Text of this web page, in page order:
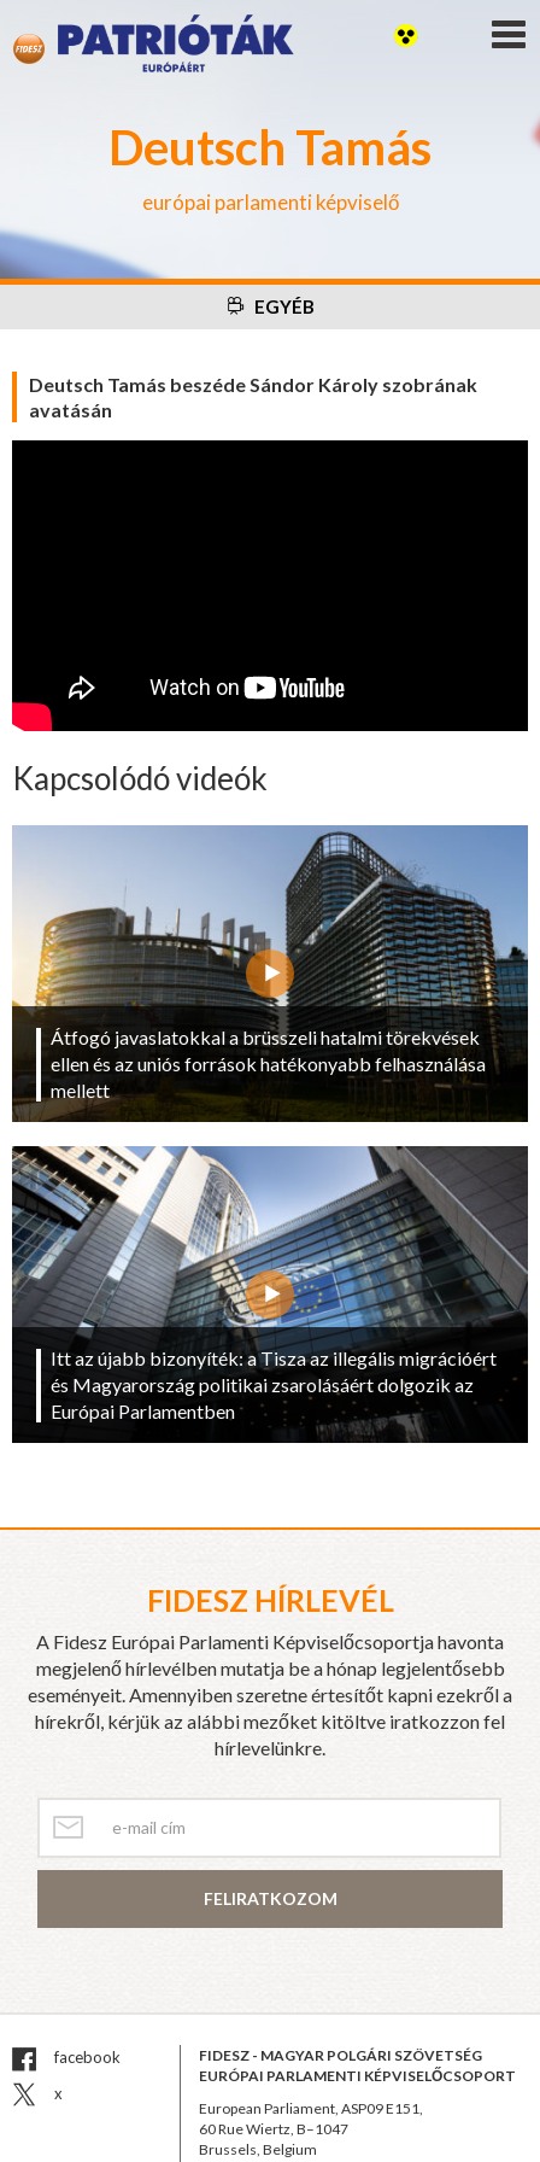
Deutsch Tamás
európai parlamenti képviselő
EGYÉB
Deutsch Tamás beszéde Sándor Károly szobrának
avatásán
Kapcsolódó videók
Átfogó javaslatokkal a brüsszeli hatalmi törekvések
ellen és az uniós források hatékonyabb felhasználása
mellett
Itt az újabb bizonyíték: a Tisza az illegális migrációért
és Magyarország politikai zsarolásáért dolgozik az
Európai Parlamentben
FIDESZ HÍRLEVÉL
A Fidesz Európai Parlamenti Képviselőcsoportja havonta
megjelenő hírlevélben mutatja be a hónap legjelentősebb
eseményeit. Amennyiben szeretne értesítőt kapni ezekről a
hírekről, kérjük az alábbi mezőket kitöltve iratkozzon fel
hírlevelünkre.
FELIRATKOZOM
facebook
x
FIDESZ - MAGYAR POLGÁRI SZÖVETSÉG
EURÓPAI PARLAMENTI KÉPVISELŐCSOPORT
European Parliament, ASP09 E151,
60 Rue Wiertz, B–1047
Brussels, Belgium